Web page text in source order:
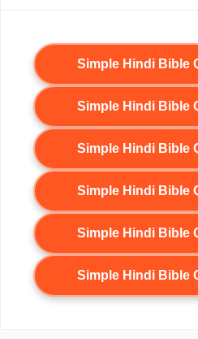
Simple Hindi Bible
Simple Hindi Bible
Simple Hindi Bible
Simple Hindi Bible
Simple Hindi Bible
Simple Hindi Bible